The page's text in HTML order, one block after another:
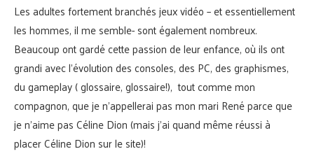
Les adultes fortement branchés jeux vidéo – et essentiellement
les hommes, il me semble- sont également nombreux.
Beaucoup ont gardé cette passion de leur enfance, où ils ont
grandi avec l’évolution des consoles, des PC, des graphismes,
du gameplay ( glossaire, glossaire!), tout comme mon
compagnon, que je n’appellerai pas mon mari René parce que
je n’aime pas Céline Dion (mais j’ai quand même réussi à
placer Céline Dion sur le site)!